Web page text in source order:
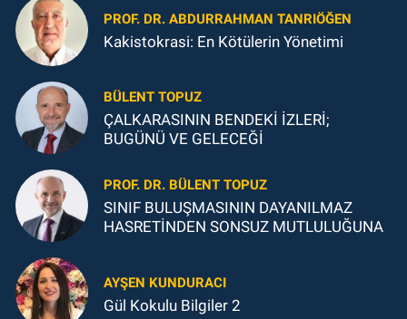
PROF. DR. ABDURRAHMAN TANRIÖĞEN
Kakistokrasi: En Kötülerin Yönetimi
BÜLENT TOPUZ
ÇALKARASININ BENDEKİ İZLERİ;
BUGÜNÜ VE GELECEĞİ
PROF. DR. BÜLENT TOPUZ
SINIF BULUŞMASININ DAYANILMAZ
HASRETİNDEN SONSUZ MUTLULUĞUNA
AYŞEN KUNDURACI
Gül Kokulu Bilgiler 2